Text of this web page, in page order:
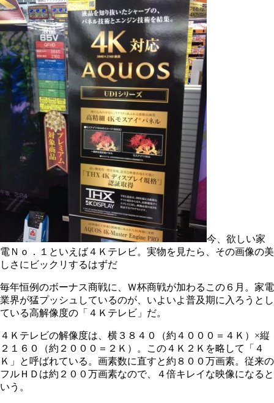
今、欲しい家
電Ｎｏ．１といえば４Ｋテレビ。実物を見たら、その画像の美
しさにビックリするはずだ
毎年恒例のボーナス商戦に、Ｗ杯商戦が加わるこの６月。家電
業界が猛プッシュしているのが、いよいよ普及期に入ろうとし
ている高解像度の「４Ｋテレビ」だ。
４Ｋテレビの解像度は、横３８４０（約４０００＝４Ｋ）×縦
２１６０（約２０００＝２Ｋ）。この４Ｋ２Ｋを略して「４
Ｋ」と呼ばれている。画素数に直すと約８００万画素。従来の
フルＨＤは約２００万画素なので、４倍キレイな映像になると
いう。